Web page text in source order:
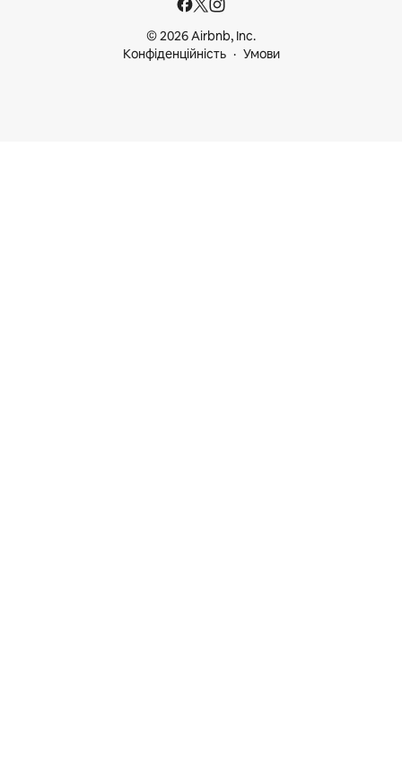
© 2026 Airbnb, Inc.
Конфіденційність
Умови